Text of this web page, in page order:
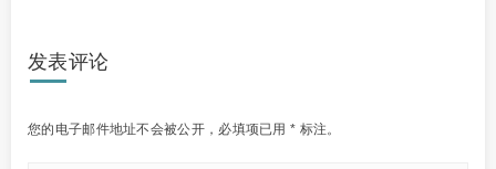
发表评论
您的电子邮件地址不会被公开， 必填项已用* 标注。